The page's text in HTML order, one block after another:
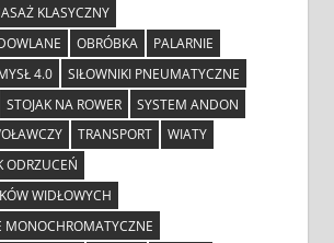
KLASYCZNY
OBRÓBKA
PALARNIE
4.0
SIŁOWNIKI PNEUMATYCZNE
STOJAK NA ROWER
SYSTEM ANDON
TRANSPORT
WIATY
ODRZUCEŃ
WIDŁOWYCH
MONOCHROMATYCZNE